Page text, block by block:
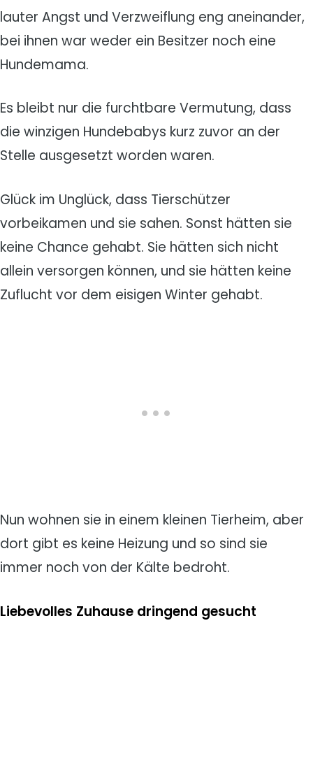
lauter Angst und Verzweiflung eng aneinander,
bei ihnen war weder ein Besitzer noch eine
Hundemama.
Es bleibt nur die furchtbare Vermutung, dass
die winzigen Hundebabys kurz zuvor an der
Stelle ausgesetzt worden waren.
Glück im Unglück, dass Tierschützer
vorbeikamen und sie sahen. Sonst hätten sie
keine Chance gehabt. Sie hätten sich nicht
allein versorgen können, und sie hätten keine
Zuflucht vor dem eisigen Winter gehabt.
Nun wohnen sie in einem kleinen Tierheim, aber
dort gibt es keine Heizung und so sind sie
immer noch von der Kälte bedroht.
Liebevolles Zuhause dringend gesucht